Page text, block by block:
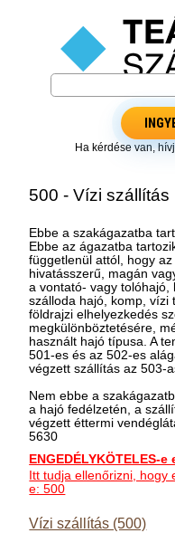
Ha kérdése van,
500 - Vízi szállítás
Ebbe a szakágazatba
Ebbe az ágazatba
függetlenül attól, hogy
hivatásszerű, magán
a vontató- vagy tolóhajó,
szálloda hajó, komp, vízi
földrajzi elhelyezkedés
megkülönböztetésére,
használt hajó típusa. A
501-es és az 502-es
végzett szállítás az 503-
Nem ebbe a
a hajó fedélzetén, a
végzett éttermi
5630
ENGEDÉLYKÖTELES-e
Itt tudja ellenőrizni, hogy
e: 500
Vízi szállítás (500)